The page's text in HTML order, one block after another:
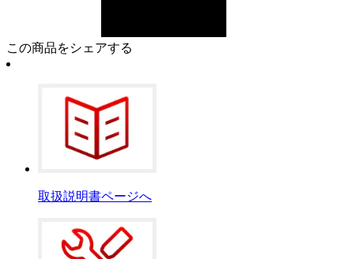
この商品をシェアする
取扱説明書ページへ